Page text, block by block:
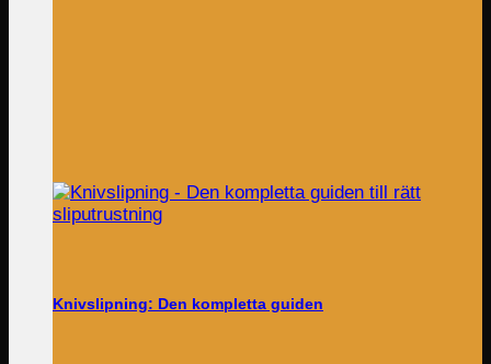
Knivslipning: Den kompletta guiden